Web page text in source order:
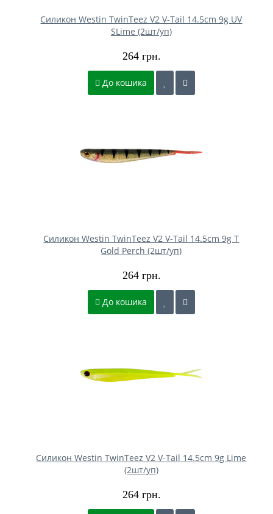
Силикон Westin TwinTeez V2 V-Tail 14.5cm 9g UV
SLime (2шт/уп)
264 грн.
До кошика
Силикон Westin TwinTeez V2 V-Tail 14.5cm 9g T
Gold Perch (2шт/уп)
264 грн.
До кошика
Силикон Westin TwinTeez V2 V-Tail 14.5cm 9g Lime
(2шт/уп)
264 грн.